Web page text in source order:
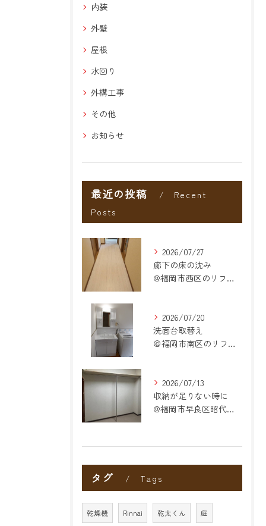
内装
外壁
屋根
水回り
外構工事
その他
お知らせ
最近の投稿
Recent
Posts
2026/07/27
廊下の床の沈み
@福岡市西区のリフォーム
2026/07/20
洗面台取替え
＠福岡市南区のリフォーム
2026/07/13
収納が足りない時に
@福岡市早良区昭代のリフォーム
タグ Tags
乾燥機 Rinnai 乾太くん 庭